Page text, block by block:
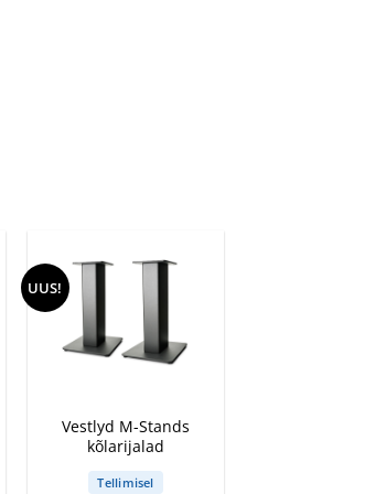
UUS!
Vestlyd M-Stands
kõlarijalad
Tellimisel